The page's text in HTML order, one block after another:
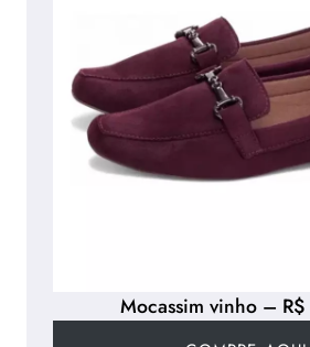
Mocassim vinho –